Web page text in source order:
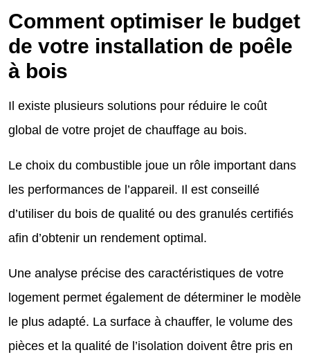
Comment optimiser le budget
de votre installation de poêle
à bois
Il existe plusieurs solutions pour réduire le coût
global de votre projet de chauffage au bois.
Le choix du combustible joue un rôle important dans
les performances de l’appareil. Il est conseillé
d’utiliser du bois de qualité ou des granulés certifiés
afin d’obtenir un rendement optimal.
Une analyse précise des caractéristiques de votre
logement permet également de déterminer le modèle
le plus adapté. La surface à chauffer, le volume des
pièces et la qualité de l’isolation doivent être pris en